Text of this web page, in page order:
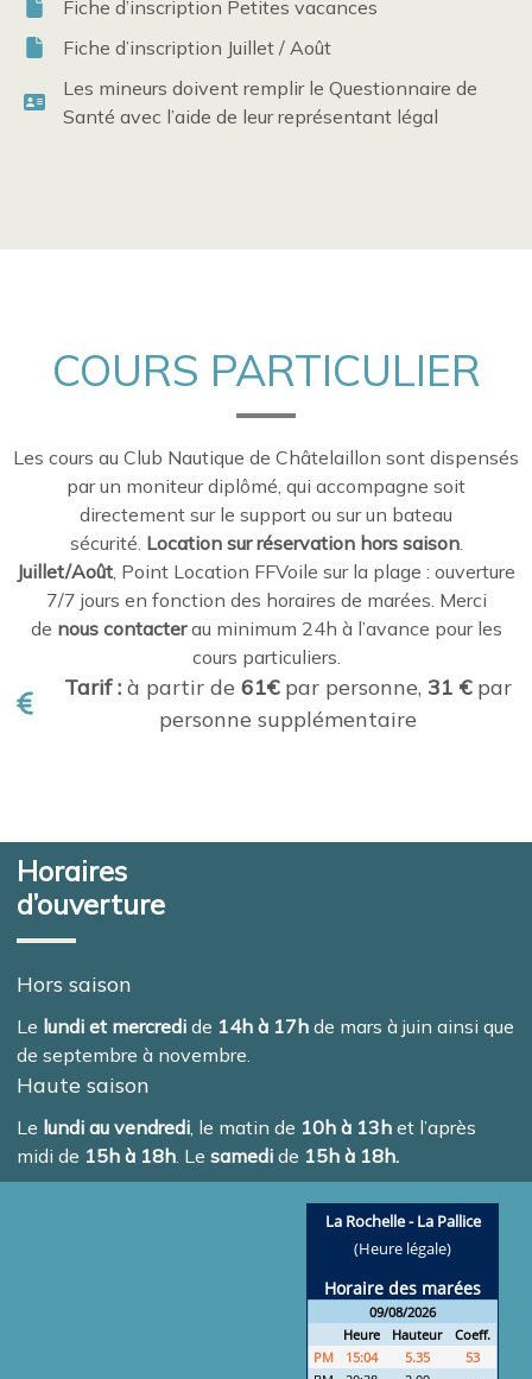
Fiche d’inscription Petites vacances
Fiche d’inscription Juillet / Août
Les mineurs doivent remplir le Questionnaire de
Santé avec l’aide de leur représentant légal
COURS PARTICULIER
Les cours au Club Nautique de Châtelaillon sont dispensés
par un moniteur diplômé, qui accompagne soit
directement sur le support ou sur un bateau
sécurité. Location sur réservation hors saison.
Juillet/Août, Point Location FFVoile sur la plage : ouverture
7/7 jours en fonction des horaires de marées. Merci
de nous contacterau minimum 24h à l’avance pour les
cours particuliers.
Tarif : à partir de 61€par personne, 31 €par
personne supplémentaire
Horaires
d’ouverture
Hors saison
Le lundi et mercredi de 14h à 17h de mars à juin ainsi que
de septembre à novembre.
Haute saison
Le lundi au vendredi, le matin de 10h à 13h et l’après
midi de 15h à 18h. Le samedi de 15h à 18h.